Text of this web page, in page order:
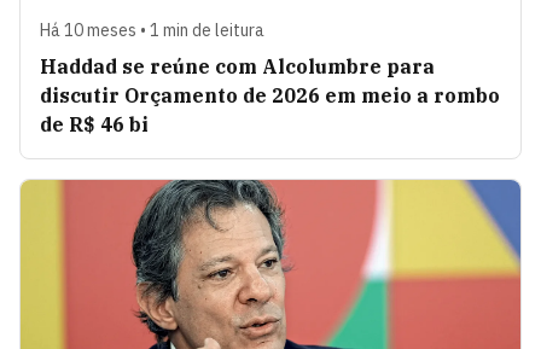
Há 10 meses • 1 min de leitura
Haddad se reúne com Alcolumbre para
discutir Orçamento de 2026 em meio a rombo
de R$ 46 bi